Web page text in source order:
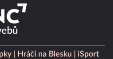
Hráči na Blesku
iSport